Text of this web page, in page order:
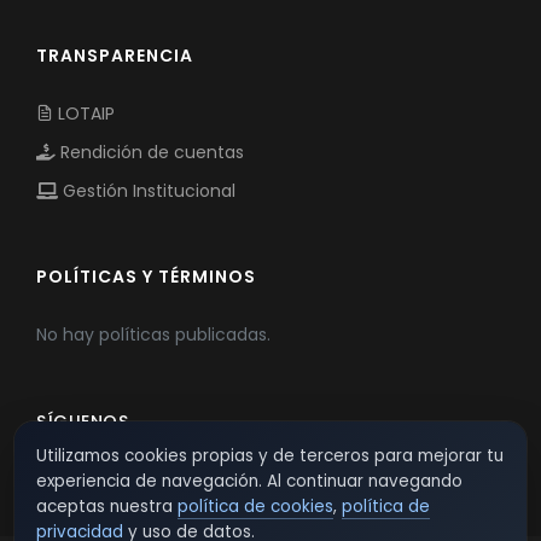
TRANSPARENCIA
LOTAIP
Rendición de cuentas
Gestión Institucional
POLÍTICAS Y TÉRMINOS
No hay políticas publicadas.
SÍGUENOS
Utilizamos cookies propias y de terceros para mejorar tu
experiencia de navegación. Al continuar navegando
aceptas nuestra política de cookies, política de
privacidad y uso de datos.